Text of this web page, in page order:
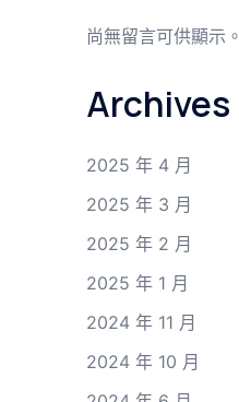
尚無留言可供顯示。
Archives
2025 年 4 月
2025 年 3 月
2025 年 2 月
2025 年 1 月
2024 年 11 月
2024 年 10 月